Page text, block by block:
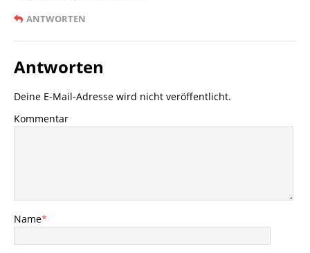
ANTWORTEN
Antworten
Deine E-Mail-Adresse wird nicht veröffentlicht.
Kommentar
Name*